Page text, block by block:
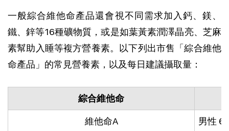
一般綜合維他命產品還會視不同需求加入鈣、鎂、
鐵、鋅等16種礦物質，或是如葉黃素潤澤晶亮、芝麻
素幫助入睡等複方營養素。以下列出市售「綜合維他
命產品」的常見營養素，以及每日建議攝取量：
綜合維他命
維他命A 男性